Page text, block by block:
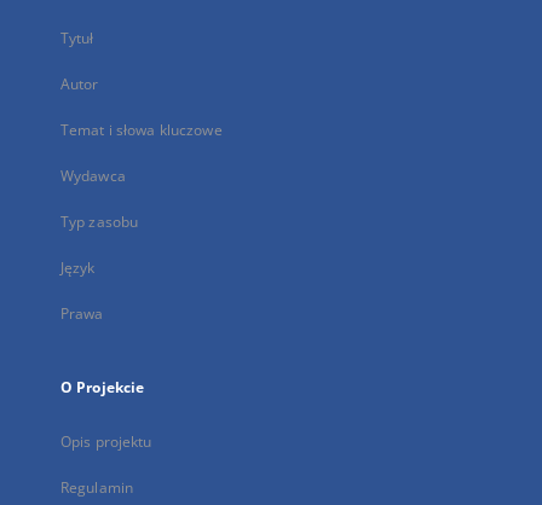
Tytuł
Autor
Temat i słowa kluczowe
Wydawca
Typ zasobu
Język
Prawa
O Projekcie
Opis projektu
Regulamin